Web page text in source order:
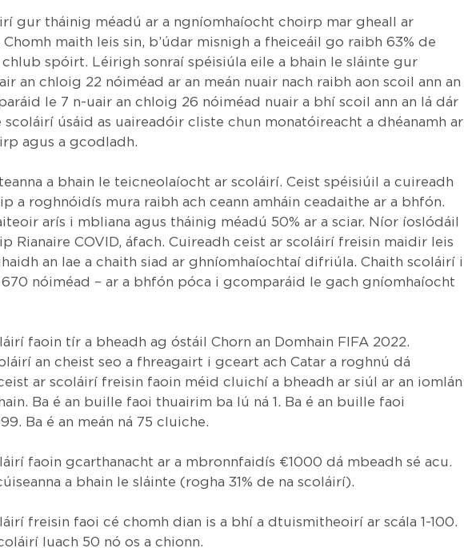
gur tháinig méadú ar a ngníomhaíocht choirp mar gheall ar
Chomh maith leis sin, b’údar misnigh a fheiceáil go raibh 63% de
spóirt. Léirigh sonraí spéisiúla eile a bhain le sláinte gur
an chloig 22 nóiméad ar an meán nuair nach raibh aon scoil ann an
le 7 n-uair an chloig 26 nóiméad nuair a bhí scoil ann an lá dár
scoláirí úsáid as uaireadóir cliste chun monatóireacht a dhéanamh ar
agus a gcodladh.
a bhain le teicneolaíocht ar scoláirí. Ceist spéisiúil a cuireadh
a roghnóidís mura raibh ach ceann amháin ceadaithe ar a bhfón.
arís i mbliana agus tháinig méadú 50% ar a sciar. Níor íoslódáil
Rianaire COVID, áfach. Cuireadh ceist ar scoláirí freisin maidir leis
an lae a chaith siad ar ghníomhaíochtaí difriúla. Chaith scoláirí i
670 nóiméad – ar a bhfón póca i gcomparáid le gach gníomhaíocht
faoin tír a bheadh ag óstáil Chorn an Domhain FIFA 2022.
an cheist seo a fhreagairt i gceart ach Catar a roghnú dá
ar scoláirí freisin faoin méid cluichí a bheadh ar siúl ar an iomlán
Ba é an buille faoi thuairim ba lú ná 1. Ba é an buille faoi
Ba é an meán ná 75 cluiche.
faoin gcarthanacht ar a mbronnfaidís €1000 dá mbeadh sé acu.
a bhain le sláinte (rogha 31% de na scoláirí).
freisin faoi cé chomh dian is a bhí a dtuismitheoirí ar scála 1-100.
luach 50 nó os a chionn.